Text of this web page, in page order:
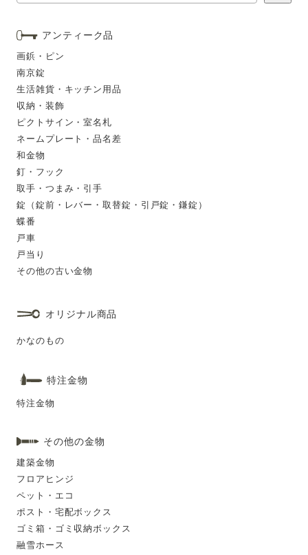
アンティーク品
画鋲・ピン
南京錠
生活雑貨・キッチン用品
収納・装飾
ピクトサイン・室名札
ネームプレート・品名差
和金物
釘・フック
取手・つまみ・引手
錠（錠前・レバー・取替錠・引戸錠・鎌錠）
蝶番
戸車
戸当り
その他の古い金物
オリジナル商品
かなのもの
特注金物
特注金物
その他の金物
建築金物
フロアヒンジ
ペット・エコ
ポスト・宅配ボックス
ゴミ箱・ゴミ収納ボックス
融雪ホース